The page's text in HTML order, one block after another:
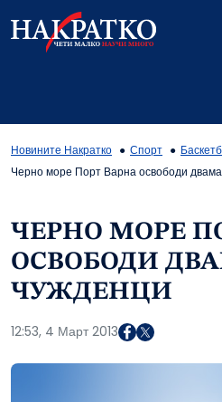
Новините Накратко Спорт
Черно море Порт Варна освободи
ЧЕРНО МОРЕ
ОСВОБОДИ
ЧУЖДЕНЦИ
12:53, 4 Март 2013